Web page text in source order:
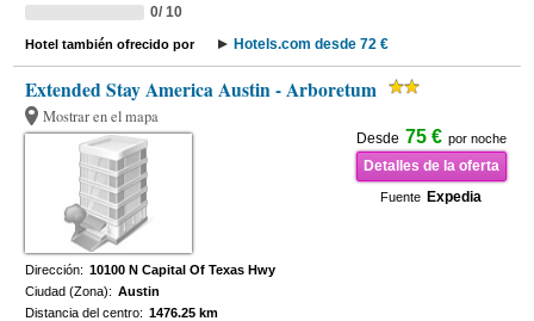
0/ 10
Hotel también ofrecido por Hotels.com desde 72 €
Extended Stay America Austin - Arboretum
Mostrar en el mapa
Desde 75 € por noche
Detalles de la oferta
Fuente Expedia
Dirección: 10100 N Capital Of Texas Hwy
Ciudad (Zona): Austin
Distancia del centro: 1476.25 km